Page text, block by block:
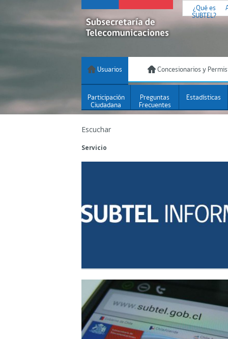
¿Qué es
SUBTEL?
Usuarios Concesionarios y
Participación
Ciudadana
Preguntas
Frecuentes
Estadísticas
Escuchar
Servicio